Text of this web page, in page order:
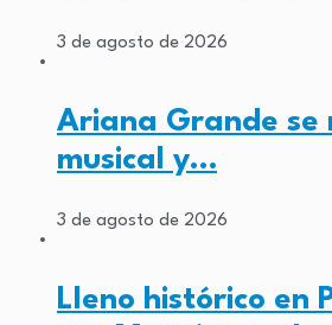
3 de agosto de 2026
Ariana Grande se
musical y…
3 de agosto de 2026
Lleno histórico en